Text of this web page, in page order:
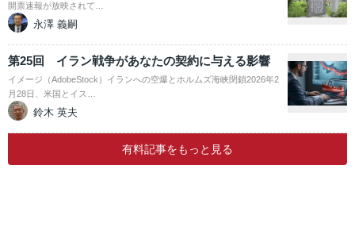
開票速報が放映されて…
永澤 義嗣
第25回 イラン戦争があなたの契約に与える影響
イメージ（AdobeStock）イランへの空爆とホルムズ海峡閉鎖2026年2
月28日、米国とイス…
鈴木 英夫
有料記事をもっと見る